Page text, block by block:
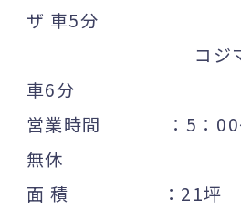
ザ 車5分
コジマ×ビ
車6分
営業時間 ：5：00～
無休
面 積 ：21